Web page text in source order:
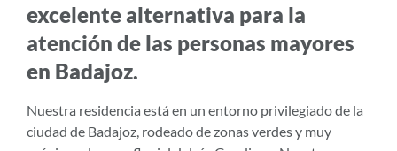
excelente alternativa para la
atención de las personas mayores
en Badajoz.
Nuestra residencia está en un entorno privilegiado de la
ciudad de Badajoz, rodeado de zonas verdes y muy